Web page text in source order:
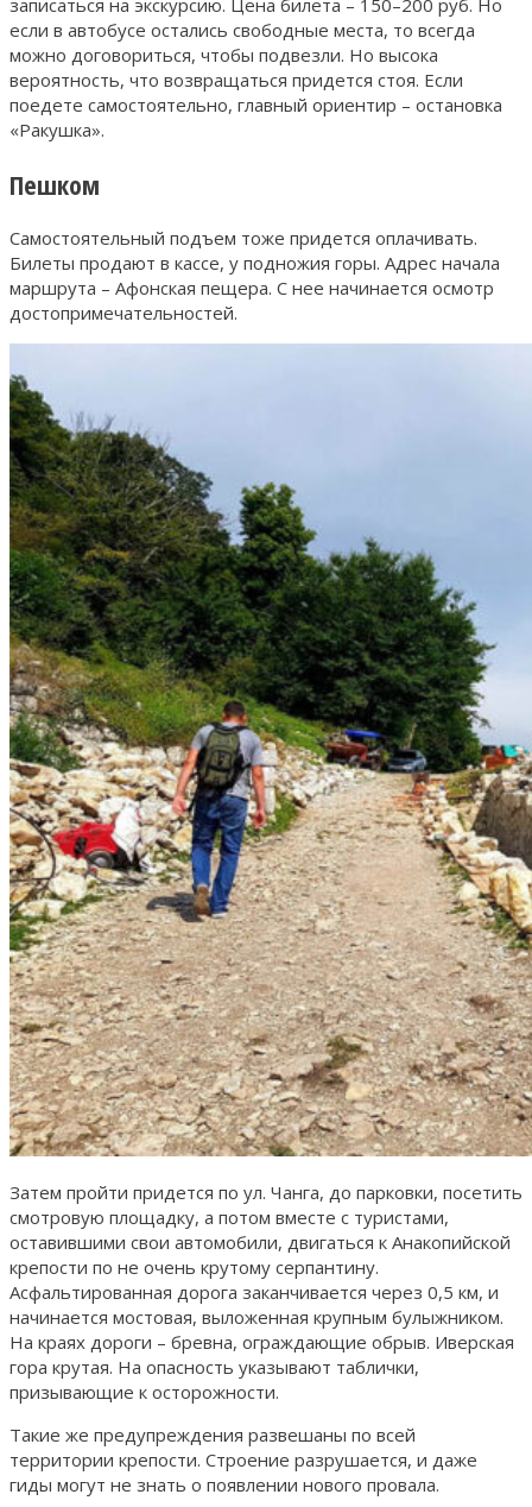
записаться на экскурсию. Цена билета – 150–200 руб. Но
если в автобусе остались свободные места, то всегда
можно договориться, чтобы подвезли. Но высока
вероятность, что возвращаться придется стоя. Если
поедете самостоятельно, главный ориентир – остановка
«Ракушка».
Пешком
Самостоятельный подъем тоже придется оплачивать.
Билеты продают в кассе, у подножия горы. Адрес начала
маршрута – Афонская пещера. С нее начинается осмотр
достопримечательностей.
Затем пройти придется по ул. Чанга, до парковки, посетить
смотровую площадку, а потом вместе с туристами,
оставившими свои автомобили, двигаться к Анакопийской
крепости по не очень крутому серпантину.
Асфальтированная дорога заканчивается через 0,5 км, и
начинается мостовая, выложенная крупным булыжником.
На краях дороги – бревна, ограждающие обрыв. Иверская
гора крутая. На опасность указывают таблички,
призывающие к осторожности.
Такие же предупреждения развешаны по всей
территории крепости. Строение разрушается, и даже
гиды могут не знать о появлении нового провала.